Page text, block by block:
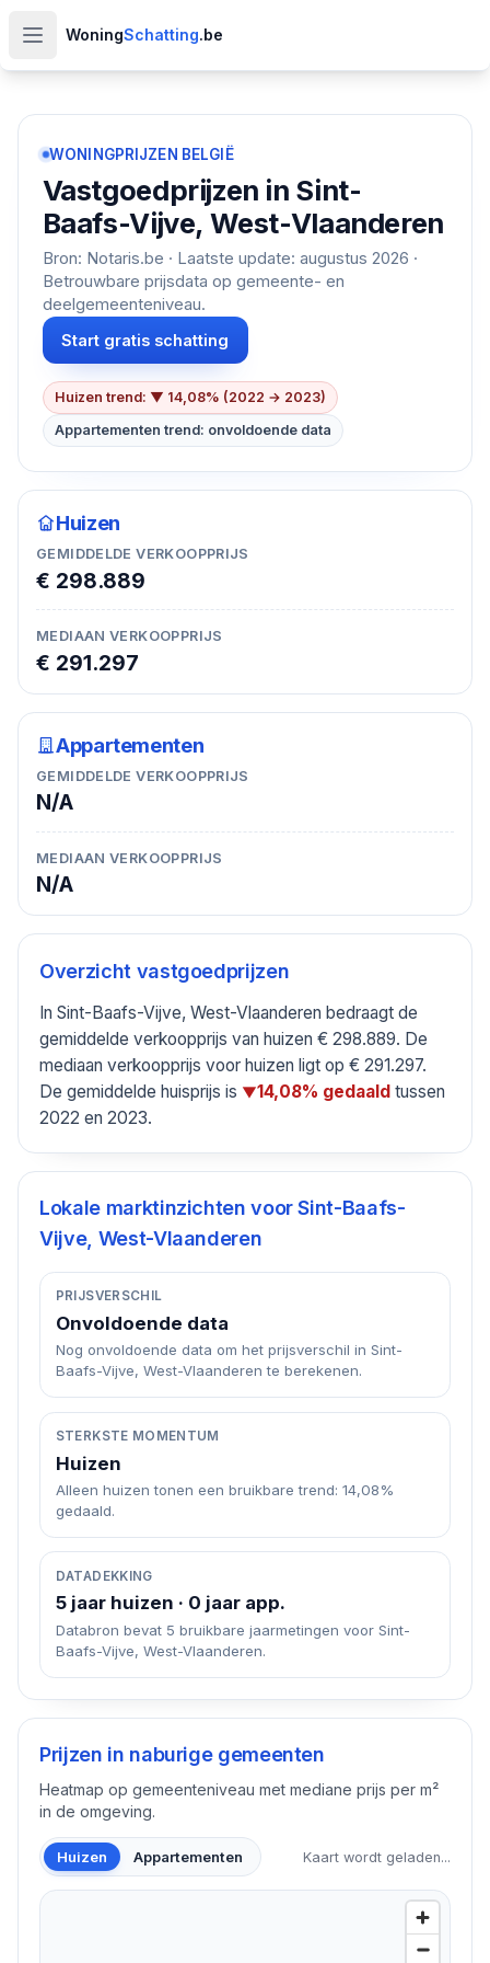
Open hoofdmenu
WoningSchatting.be
WONINGPRIJZEN BELGIË
Vastgoedprijzen in Sint-
Baafs-Vijve, West-Vlaanderen
Bron: Notaris.be · Laatste update: augustus 2026 ·
Betrouwbare prijsdata op gemeente- en
deelgemeenteniveau.
Start gratis schatting
Huizen trend: ▼ 14,08% (2022 → 2023)
Appartementen trend: onvoldoende data
Huizen
GEMIDDELDE VERKOOPPRIJS
€ 298.889
MEDIAAN VERKOOPPRIJS
€ 291.297
Appartementen
GEMIDDELDE VERKOOPPRIJS
N/A
MEDIAAN VERKOOPPRIJS
N/A
Overzicht vastgoedprijzen
In Sint-Baafs-Vijve, West-Vlaanderen bedraagt de
gemiddelde verkoopprijs van huizen € 298.889. De
mediaan verkoopprijs voor huizen ligt op € 291.297.
De gemiddelde huisprijs is ▼14,08% gedaald tussen
2022 en 2023.
Lokale marktinzichten voorSint-Baafs-
Vijve, West-Vlaanderen
PRIJSVERSCHIL
Onvoldoende data
Nog onvoldoende data om het prijsverschil in Sint-
Baafs-Vijve, West-Vlaanderen te berekenen.
STERKSTE MOMENTUM
Huizen
Alleen huizen tonen een bruikbare trend: 14,08%
gedaald.
DATADEKKING
5 jaar huizen · 0 jaar app.
Databron bevat 5 bruikbare jaarmetingen voor Sint-
Baafs-Vijve, West-Vlaanderen.
Prijzen in naburige gemeenten
Heatmap op gemeenteniveau met mediane prijs per m²
in de omgeving.
Huizen Appartementen Kaart wordt geladen...